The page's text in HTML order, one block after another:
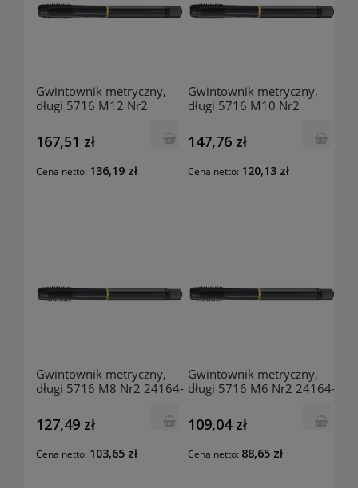
Gwintownik metryczny,
długi 5716 M12 Nr2
167,51 zł
Cena netto: 136,19 zł
Gwintownik metryczny,
długi 5716 M10 Nr2
147,76 zł
Cena netto: 120,13 zł
Gwintownik metryczny,
długi 5716 M8 Nr2 24164-
127,49 zł
Cena netto: 103,65 zł
Gwintownik metryczny,
długi 5716 M6 Nr2 24164-
109,04 zł
Cena netto: 88,65 zł